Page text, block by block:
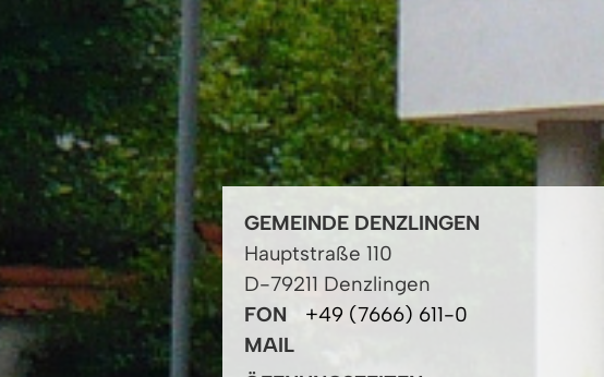
GEMEINDE DENZLINGEN
Hauptstraße 110
D-79211 Denzlingen
FON
+49 (7666) 611-0
MAIL